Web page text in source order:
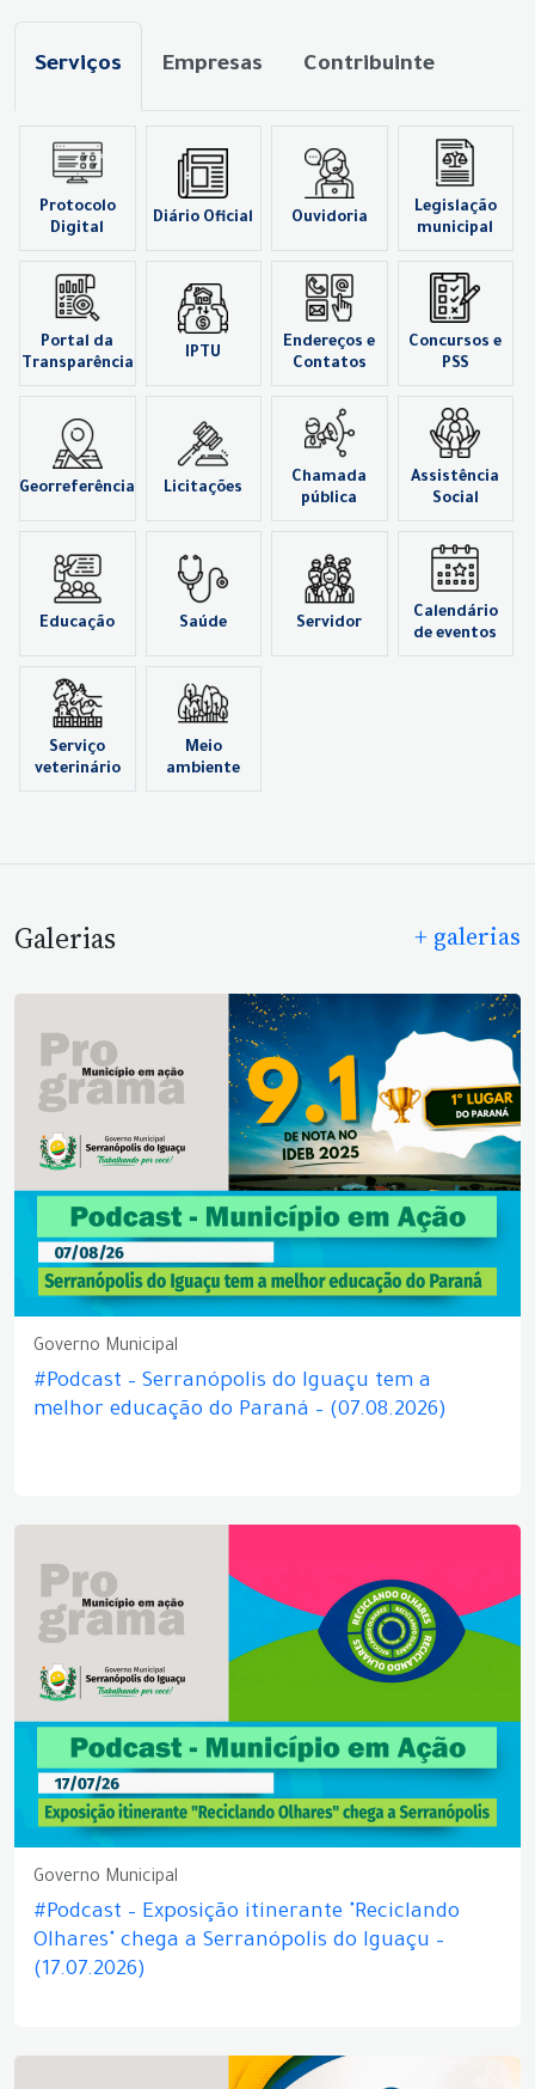
Serviços Empresas Contribuinte
Protocolo
Digital
Diário Oficial Ouvidoria
Legislação
municipal
Portal da
Transparência
IPTU
Endereços e
Contatos
Concursos e
PSS
Georreferência Licitações
Chamada
pública
Assistência
Social
Educação Saúde Servidor
Calendário
de eventos
Serviço
veterinário
Meio
ambiente
Galerias + galerias
Governo Municipal
#Podcast – Serranópolis do Iguaçu tem a
melhor educação do Paraná – (07.08.2026)
Governo Municipal
#Podcast – Exposição itinerante "Reciclando
Olhares" chega a Serranópolis do Iguaçu –
(17.07.2026)